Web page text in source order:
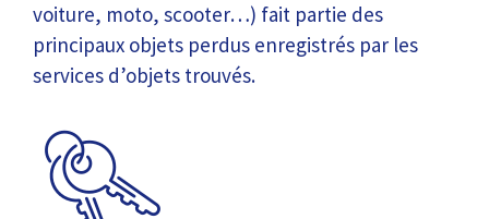
voiture, moto, scooter…) fait partie des
principaux objets perdus enregistrés par les
services d’objets trouvés.